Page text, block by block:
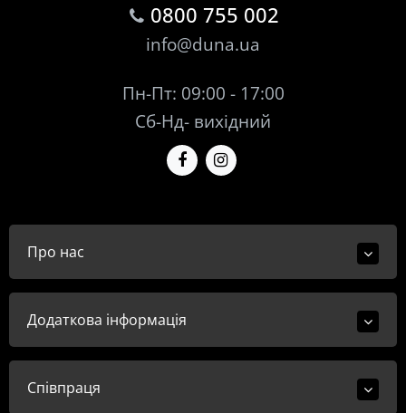
0800 755 002
info@duna.ua
Пн-Пт: 09:00 - 17:00
Сб-Нд- вихідний
Про нас
Додаткова інформація
Співпраця